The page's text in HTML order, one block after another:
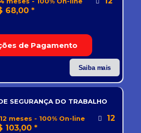
de Pagamento
Saiba mais
68,00 *
SEGURANÇA DO TRABALHO
meses - 100% On-line
12
103,00 *